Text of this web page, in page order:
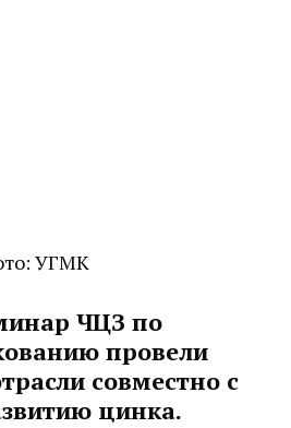
УГМК
ЧЦЗ по
провели
совместно с
цинка.